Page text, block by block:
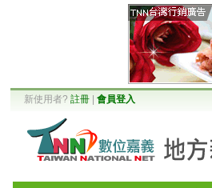
新使用者? 註冊 會員登入